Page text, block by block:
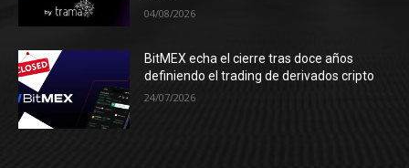
04/08/2026
BitMEX echa el cierre tras doce años
definiendo el trading de derivados cripto
24/07/2026